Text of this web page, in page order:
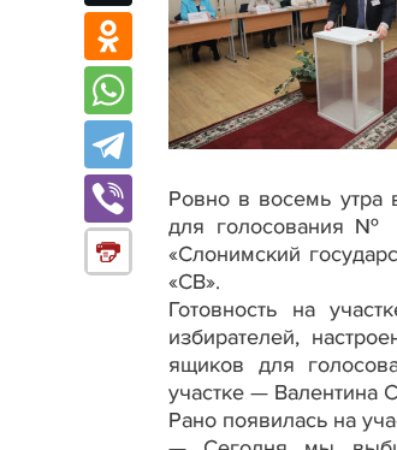
Ровно в восемь утра
для голосования №
«Слонимский
«СВ».
Готовность на
избирателей,
ящиков для
участке — Валентина
Рано появилась на